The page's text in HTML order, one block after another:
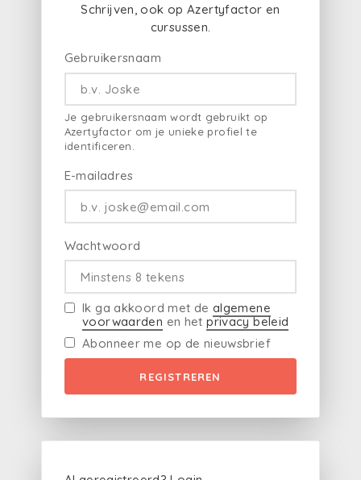
Schrijven, ook op Azertyfactor en
cursussen.
Gebruikersnaam
Je gebruikersnaam wordt gebruikt op
Azertyfactor om je unieke profiel te
identificeren.
E-mailadres
Wachtwoord
Ik ga akkoord met de algemene
voorwaarden en hetprivacy beleid
Abonneer me op de nieuwsbrief
REGISTREREN